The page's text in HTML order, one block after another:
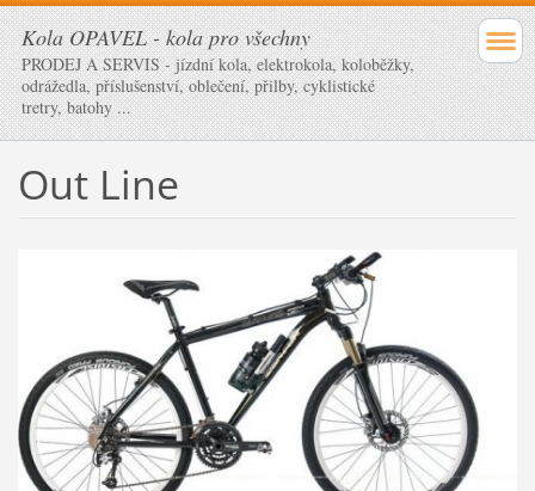
Kola OPAVEL - kola pro všechny
PRODEJ A SERVIS - jízdní kola, elektrokola, koloběžky,
odrážedla, příslušenství, oblečení, přilby, cyklistické
tretry, batohy ...
Out Line